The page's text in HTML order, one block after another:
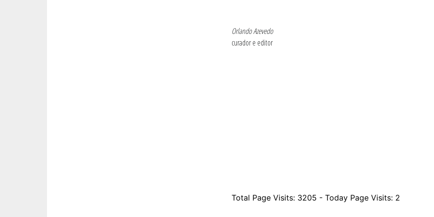
Orlando Azevedo
curador e editor
Total Page Visits: 3205 - Today Page Visits: 2